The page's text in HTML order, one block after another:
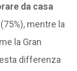
da casa
(75%), mentre la
la Gran
differenza